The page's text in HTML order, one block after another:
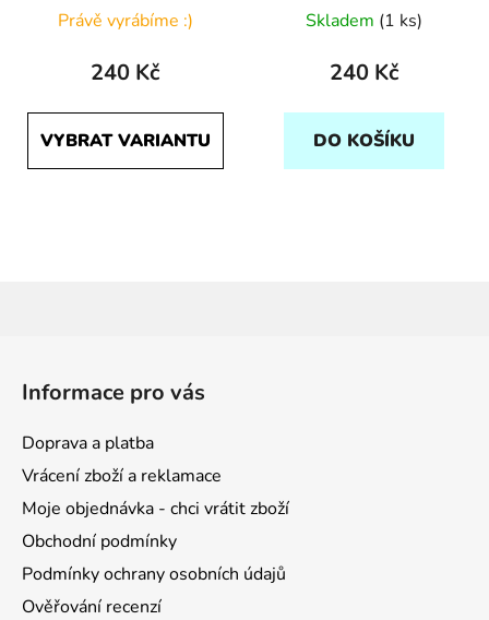
Právě vyrábíme :)
240 Kč
VYBRAT VARIANTU
Skladem (1 ks)
240 Kč
DO KOŠÍKU
Informace pro vás
Doprava a platba
Vrácení zboží a reklamace
Moje objednávka - chci vrátit zboží
Obchodní podmínky
Podmínky ochrany osobních údajů
Ověřování recenzí